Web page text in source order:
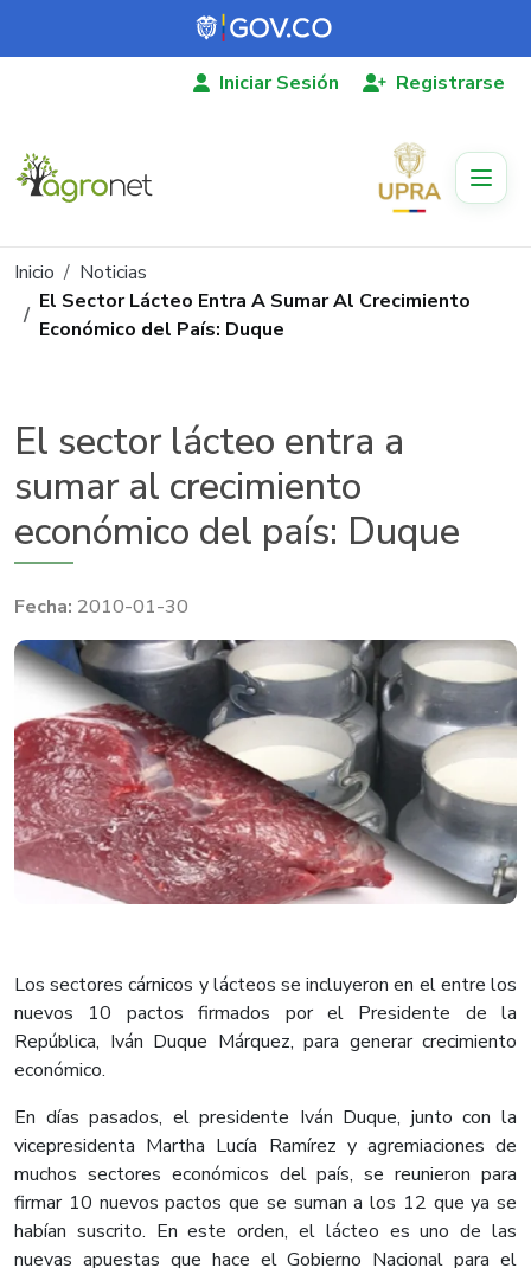
Pasar al contenido principal
Iniciar Sesión Registrarse
Ruta de navegación
Inicio
Noticias
El Sector Lácteo Entra A Sumar Al Crecimiento
Económico del País: Duque
El sector lácteo entra a
sumar al crecimiento
económico del país: Duque
2010-01-30
Los sectores cárnicos y lácteos se incluyeron en el entre los
nuevos 10 pactos firmados por el Presidente de la
República, Iván Duque Márquez, para generar crecimiento
económico.
En días pasados, el presidente Iván Duque, junto con la
vicepresidenta Martha Lucía Ramírez y agremiaciones de
muchos sectores económicos del país, se reunieron para
firmar 10 nuevos pactos que se suman a los 12 que ya se
habían suscrito. En este orden, el lácteo es uno de las
nuevas apuestas que hace el Gobierno Nacional para el